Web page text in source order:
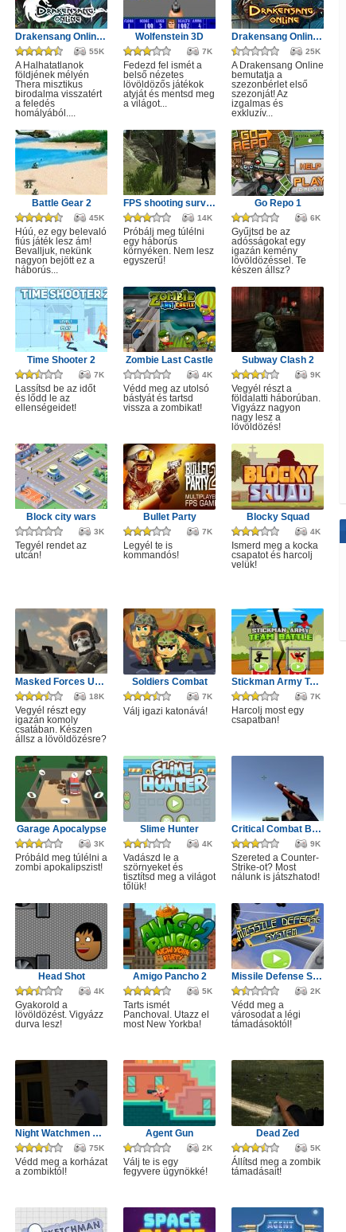
Drakensang Online - A Halhatatlanok árnya
55K
A Halhatatlanok
földjének mélyén
Thera misztikus
birodalma visszatért
a feledés
homályából....
Wolfenstein 3D
7K
Fedezd fel ismét a
belső nézetes
lövöldözős játékok
atyját és mentsd meg
a világot...
Drakensang Online - Első szezon
25K
A Drakensang Online
bemutatja a
szezonbérlet első
szezonját! Az
izgalmas és
exkluzív...
Battle Gear 2
45K
Húú, ez egy belevaló
fiús játék lesz ám!
Bevalljuk, nekünk
nagyon bejött ez a
háborús...
FPS shooting survival game
14K
Próbálj meg túlélni
egy háborús
környéken. Nem lesz
egyszerű!
Go Repo 1
6K
Gyűjtsd be az
adósságokat egy
igazán kemény
lövöldözéssel. Te
készen állsz?
Time Shooter 2
7K
Lassítsd be az időt
és lődd le az
ellenségeidet!
Zombie Last Castle
4K
Védd meg az utolsó
bástyát és tartsd
vissza a zombikat!
Subway Clash 2
9K
Vegyél részt a
földalatti háborúban.
Vigyázz nagyon
nagy lesz a
lövöldözés!
Block city wars
3K
Tegyél rendet az
utcán!
Bullet Party
7K
Legyél te is
kommandós!
Blocky Squad
4K
Ismerd meg a kocka
csapatot és harcolj
velük!
Masked Forces Unlimited
18K
Vegyél részt egy
igazán komoly
csatában. Készen
állsz a lövöldözésre?
Soldiers Combat
7K
Válj igazi katonává!
Stickman Army Team Battle
7K
Harcolj most egy
csapatban!
Garage Apocalypse
3K
Próbáld meg túlélni a
zombi apokalipszist!
Slime Hunter
4K
Vadászd le a
szörnyeket és
tisztítsd meg a világot
tőlük!
Critical Combat Battle Royale
9K
Szereted a Counter-
Strike-ot? Most
nálunk is játszhatod!
Head Shot
4K
Gyakorold a
lövöldözést. Vigyázz
durva lesz!
Amigo Pancho 2
5K
Tarts ismét
Panchoval. Utazz el
most New Yorkba!
Missile Defense System
2K
Védd meg a
városodat a légi
támadásoktól!
Night Watchmen Stories Zombie Hospital
75K
Védd meg a korházat
a zombiktól!
Agent Gun
2K
Válj te is egy
fegyvere ügynökké!
Dead Zed
5K
Állítsd meg a zombik
támadásait!